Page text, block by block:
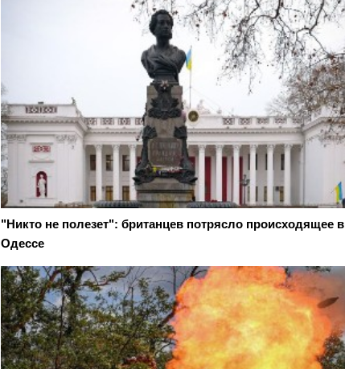
"Никто не полезет": британцев потрясло происходящее в
Одессе